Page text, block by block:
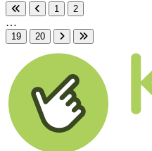
Première page
Page précédente
1 2
…
19
20
Page suivante
Dernière page